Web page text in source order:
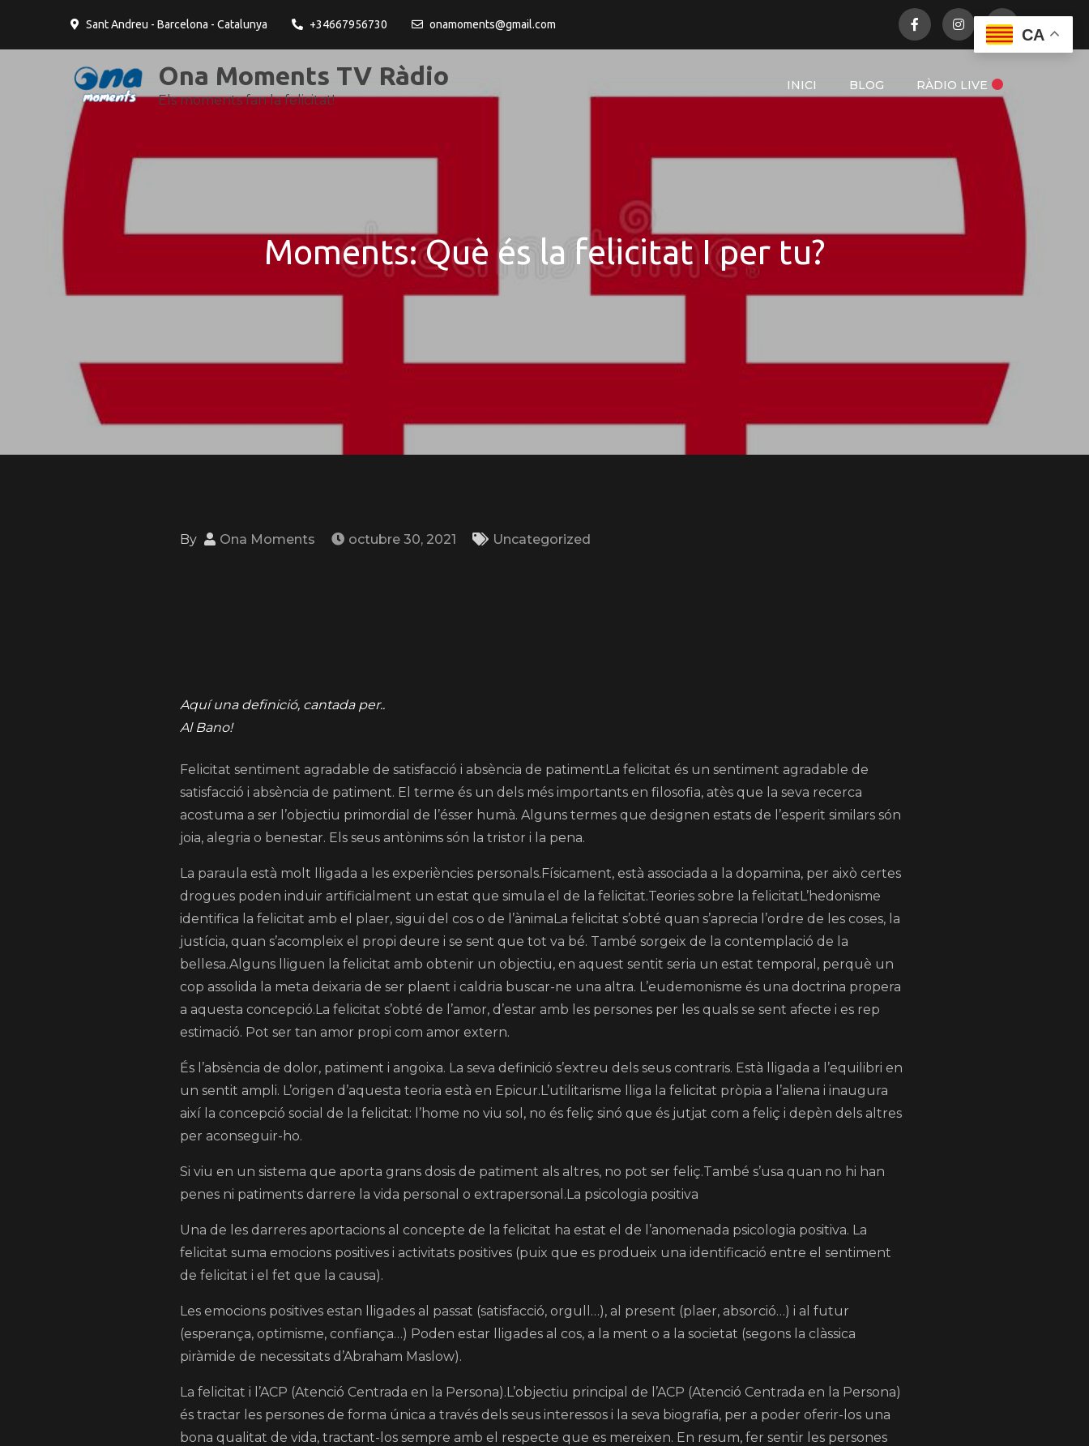
Sant Andreu - Barcelona - Catalunya +34667956730 onamoments@gmail.com
Ona Moments TV Ràdio
Els moments fan la felicitat!
INICI BLOG RÀDIO LIVE
Moments: Què és la felicitat I per tu?
By Ona Moments octubre 30, 2021 Uncategorized
Aquí una definició, cantada per..
Al Bano!
Felicitat sentiment agradable de satisfacció i absència de patimentLa felicitat és un sentiment agradable de
satisfacció i absència de patiment. El terme és un dels més importants en filosofia, atès que la seva recerca
acostuma a ser l’objectiu primordial de l’ésser humà. Alguns termes que designen estats de l’esperit similars són
joia, alegria o benestar. Els seus antònims són la tristor i la pena.
La paraula està molt lligada a les experiències personals.Físicament, està associada a la dopamina, per això certes
drogues poden induir artificialment un estat que simula el de la felicitat.Teories sobre la felicitatL’hedonisme
identifica la felicitat amb el plaer, sigui del cos o de l’ànimaLa felicitat s’obté quan s’aprecia l’ordre de les coses, la
justícia, quan s’acompleix el propi deure i se sent que tot va bé. També sorgeix de la contemplació de la
bellesa.Alguns lliguen la felicitat amb obtenir un objectiu, en aquest sentit seria un estat temporal, perquè un
cop assolida la meta deixaria de ser plaent i caldria buscar-ne una altra. L’eudemonisme és una doctrina propera
a aquesta concepció.La felicitat s’obté de l’amor, d’estar amb les persones per les quals se sent afecte i es rep
estimació. Pot ser tan amor propi com amor extern.
És l’absència de dolor, patiment i angoixa. La seva definició s’extreu dels seus contraris. Està lligada a l’equilibri en
un sentit ampli. L’origen d’aquesta teoria està en Epicur.L’utilitarisme lliga la felicitat pròpia a l’aliena i inaugura
així la concepció social de la felicitat: l’home no viu sol, no és feliç sinó que és jutjat com a feliç i depèn dels altres
per aconseguir-ho.
Si viu en un sistema que aporta grans dosis de patiment als altres, no pot ser feliç.També s’usa quan no hi han
penes ni patiments darrere la vida personal o extrapersonal.La psicologia positiva
Una de les darreres aportacions al concepte de la felicitat ha estat el de l’anomenada psicologia positiva. La
felicitat suma emocions positives i activitats positives (puix que es produeix una identificació entre el sentiment
de felicitat i el fet que la causa).
Les emocions positives estan lligades al passat (satisfacció, orgull…), al present (plaer, absorció…) i al futur
(esperança, optimisme, confiança…) Poden estar lligades al cos, a la ment o a la societat (segons la clàssica
piràmide de necessitats d’Abraham Maslow).
La felicitat i l’ACP (Atenció Centrada en la Persona).L’objectiu principal de l’ACP (Atenció Centrada en la Persona)
és tractar les persones de forma única a través dels seus interessos i la seva biografia, per a poder oferir-los una
bona qualitat de vida, tractant-los sempre amb el respecte que es mereixen. En resum, fer sentir les persones
CA